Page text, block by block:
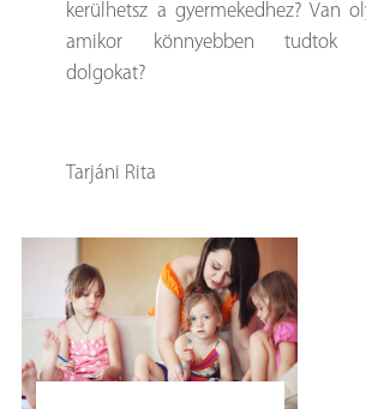
kerülhetsz a gyermekedhez? Van
amikor könnyebben tudtok
dolgokat?
Tarjáni Rita